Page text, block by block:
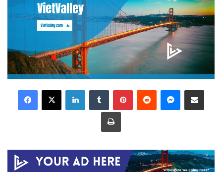
LinkedInTumblr PinterestReddit Messenger
Share via Email
Print